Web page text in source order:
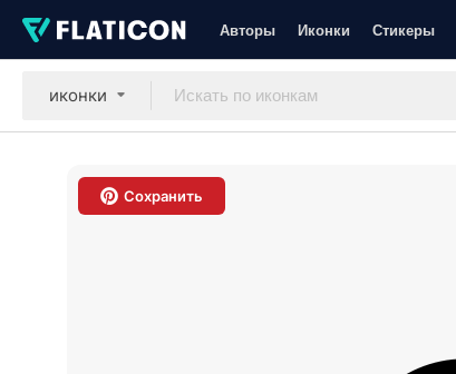
Авторы Иконки Стикеры
иконки
Сохранить